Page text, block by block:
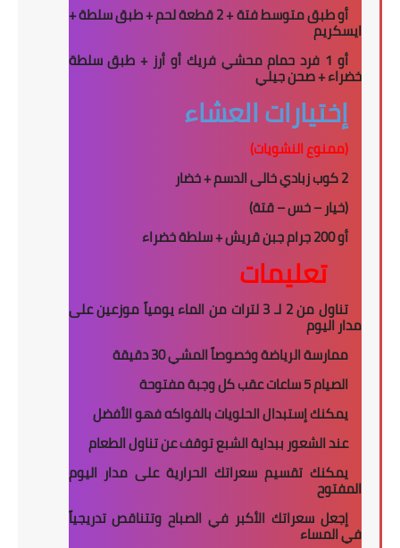
أو طبق متوسط فتة + 2 قطعة لحم + طبق سلطة +
ايسكريم
أو 1 فرد حمام محشي فريك أو أرز + طبق سلطة
خضراء + صحن جيلي
إختيارات العشاء
(ممنوع النشويات)
2كوب زبادي خالى الدسم+خضار
(خيار – خس – قتة)
أو200جرام جبن قريش + سلطة خضراء
تعليمات
تناول من 2 لـ 3 لترات من الماء يومياً موزعين على
مدار اليوم
ممارسة الرياضة وخصوصاً المشي 30 دقيقة
الصيام 5 ساعات عقب كل وجبة مفتوحة
يمكنك إستبدال الحلويات بالفواكه فهو الأفضل
عند الشعور ببداية الشبع توقف عن تناول الطعام
يمكنك تقسيم سعراتك الحرارية على مدار اليوم
المفتوح
إجعل سعراتك الأكبر في الصباح وتتناقص تدريجياً
في المساء